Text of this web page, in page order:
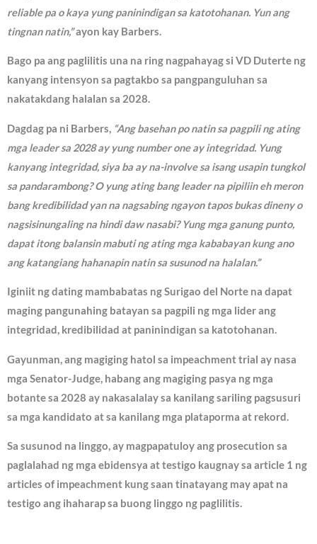
reliable pa o kaya yung paninindigan sa katotohanan. Yun ang
tingnan natin,”ayon kay Barbers.
Bago pa ang paglilitis una na ring nagpahayag si VD Duterte ng
kanyang intensyon sa pagtakbo sa pangpanguluhan sa
nakatakdang halalan sa 2028.
Dagdag pa ni Barbers, “Ang basehan po natin sa pagpili ng ating
mga leader sa 2028 ay yung number one ay integridad. Yung
kanyang integridad, siya ba ay na-involve sa isang usapin tungkol
sa pandarambong? O yung ating bang leader na pipiliin eh meron
bang kredibilidad yan na nagsabing ngayon tapos bukas dineny o
nagsisinungaling na hindi daw nasabi? Yung mga ganung punto,
dapat itong balansin mabuti ng ating mga kababayan kung ano
ang katangiang hahanapin natin sa susunod na halalan.”
Iginiit ng dating mambabatas ng Surigao del Norte na dapat
maging pangunahing batayan sa pagpili ng mga lider ang
integridad, kredibilidad at paninindigan sa katotohanan.
Gayunman, ang magiging hatol sa impeachment trial ay nasa
mga Senator-Judge, habang ang magiging pasya ng mga
botante sa 2028 ay nakasalalay sa kanilang sariling pagsusuri
sa mga kandidato at sa kanilang mga plataporma at rekord.
Sa susunod na linggo, ay magpapatuloy ang prosecution sa
paglalahad ng mga ebidensya at testigo kaugnay sa article 1 ng
articles of impeachment kung saan tinatayang may apat na
testigo ang ihaharap sa buong linggo ng paglilitis.